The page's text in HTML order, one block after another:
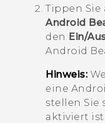
Tippen Sie
Android
den Ein/
Android
Hinweis:
eine
stellen Sie
aktiviert ist.